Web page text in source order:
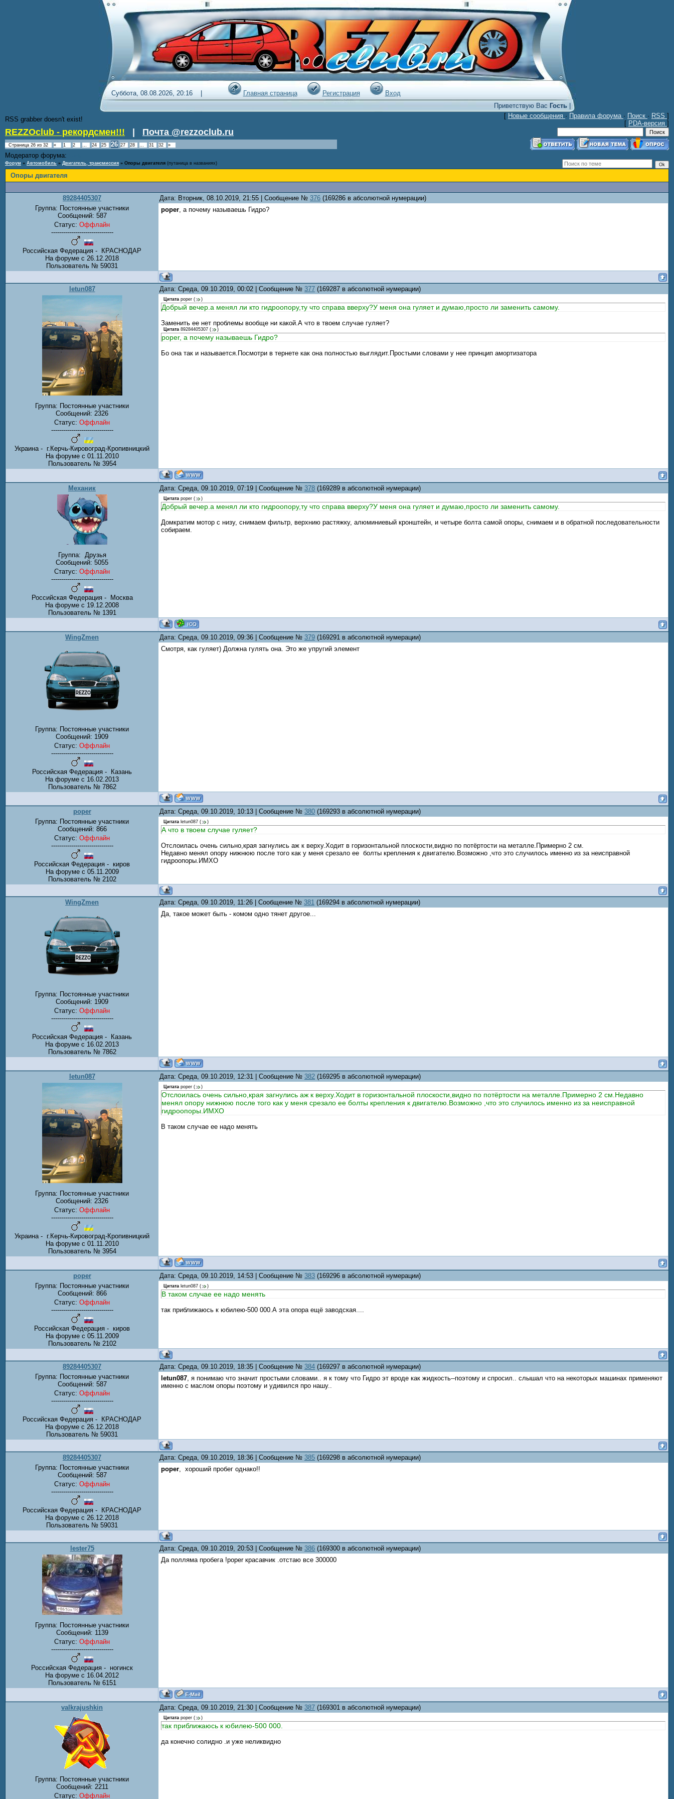
Суббота, 08.08.2026, 20:16 | Главная страница Регистрация
Вход
Приветствую Вас Гость|
RSS grabber doesn't exist!
[ Новые сообщения · Правила форума · Поиск · RSS ]
[ PDA-версия ]
REZZOclub - рекордсмен!!! Почта @rezzoclub.ru
Страница 26 из 32 « 1 2 … 24 25 26 27 28 … 31 32 »
Модератор форума:
Форум » Автомобиль » Двигатель, трансмиссия » Опоры двигателя (путаница в названиях)
Опоры двигателя
89284405307 Дата: Вторник, 08.10.2019, 21:55 | Сообщение № 376 (169286 в абсолютной нумерации)
Группа: Постоянные участники
Сообщений: 587
Статус: Оффлайн
-------------------------------
Российская Федерация - КРАСНОДАР
На форуме с 26.12.2018
Пользователь № 59031
poper, а почему называешь Гидро?
letun087 Дата: Среда, 09.10.2019, 00:02 | Сообщение № 377 (169287 в абсолютной нумерации)
Группа: Постоянные участники
Сообщений: 2326
Статус: Оффлайн
-------------------------------
Украина - г.Керчь-Кировоград-Кропивницкий
На форуме с 01.11.2010
Пользователь № 3954
Цитата poper ( )
Добрый вечер.а менял ли кто гидроопору,ту что справа вверху?У меня она гуляет и думаю,просто ли заменить самому.
Заменить ее нет проблемы вообще ни какой.А что в твоем случае гуляет?
Цитата 89284405307 ( )
poper, а почему называешь Гидро?
Бо она так и называется.Посмотри в тернете как она полностью выглядит.Простыми словами у нее принцип амортизатора
Механик Дата: Среда, 09.10.2019, 07:19 | Сообщение № 378 (169289 в абсолютной нумерации)
Группа: Друзья
Сообщений: 5055
Статус: Оффлайн
-------------------------------
Российская Федерация - Москва
На форуме с 19.12.2008
Пользователь № 1391
Цитата poper ( )
Добрый вечер.а менял ли кто гидроопору,ту что справа вверху?У меня она гуляет и думаю,просто ли заменить самому.
Домкратим мотор с низу, снимаем фильтр, верхнию растяжку, алюминиевый кронштейн, и четыре болта самой опоры, снимаем и в обратной последовательности
собираем.
WingZmen Дата: Среда, 09.10.2019, 09:36 | Сообщение № 379 (169291 в абсолютной нумерации)
Группа: Постоянные участники
Сообщений: 1909
Статус: Оффлайн
-------------------------------
Российская Федерация - Казань
На форуме с 16.02.2013
Пользователь № 7862
Смотря, как гуляет) Должна гулять она. Это же упругий элемент
poper Дата: Среда, 09.10.2019, 10:13 | Сообщение № 380 (169293 в абсолютной нумерации)
Группа: Постоянные участники
Сообщений: 866
Статус: Оффлайн
-------------------------------
Российская Федерация - киров
На форуме с 05.11.2009
Пользователь № 2102
Цитата letun087 ( )
А что в твоем случае гуляет?
Отслоилась очень сильно,края загнулись аж к верху.Ходит в горизонтальной плоскости,видно по потёртости на металле.Примерно 2 см.
Недавно менял опору нижнюю после того как у меня срезало ее болты крепления к двигателю.Возможно ,что это случилось именно из за неисправной
гидроопоры.ИМХО
WingZmen Дата: Среда, 09.10.2019, 11:26 | Сообщение № 381 (169294 в абсолютной нумерации)
Группа: Постоянные участники
Сообщений: 1909
Статус: Оффлайн
-------------------------------
Российская Федерация - Казань
На форуме с 16.02.2013
Пользователь № 7862
Да, такое может быть - комом одно тянет другое...
letun087 Дата: Среда, 09.10.2019, 12:31 | Сообщение № 382 (169295 в абсолютной нумерации)
Группа: Постоянные участники
Сообщений: 2326
Статус: Оффлайн
-------------------------------
Украина - г.Керчь-Кировоград-Кропивницкий
На форуме с 01.11.2010
Пользователь № 3954
Цитата poper ( )
Отслоилась очень сильно,края загнулись аж к верху.Ходит в горизонтальной плоскости,видно по потёртости на металле.Примерно 2 см.Недавно
менял опору нижнюю после того как у меня срезало ее болты крепления к двигателю.Возможно ,что это случилось именно из за неисправной
гидроопоры.ИМХО
В таком случае ее надо менять
poper Дата: Среда, 09.10.2019, 14:53 | Сообщение № 383 (169296 в абсолютной нумерации)
Группа: Постоянные участники
Сообщений: 866
Статус: Оффлайн
-------------------------------
Российская Федерация - киров
На форуме с 05.11.2009
Пользователь № 2102
Цитата letun087 ( )
В таком случае ее надо менять
так приближаюсь к юбилею-500 000.А эта опора ещё заводская....
89284405307 Дата: Среда, 09.10.2019, 18:35 | Сообщение № 384 (169297 в абсолютной нумерации)
Группа: Постоянные участники
Сообщений: 587
Статус: Оффлайн
-------------------------------
Российская Федерация - КРАСНОДАР
На форуме с 26.12.2018
Пользователь № 59031
letun087, я понимаю что значит простыми словами.. я к тому что Гидро эт вроде как жидкость--поэтому и спросил.. слышал что на некоторых машинах применяют
именно с маслом опоры поэтому и удивился про нашу..
89284405307 Дата: Среда, 09.10.2019, 18:36 | Сообщение № 385 (169298 в абсолютной нумерации)
Группа: Постоянные участники
Сообщений: 587
Статус: Оффлайн
-------------------------------
Российская Федерация - КРАСНОДАР
На форуме с 26.12.2018
Пользователь № 59031
poper, хороший пробег однако!!
lester75 Дата: Среда, 09.10.2019, 20:53 | Сообщение № 386 (169300 в абсолютной нумерации)
Группа: Постоянные участники
Сообщений: 1139
Статус: Оффлайн
-------------------------------
Российская Федерация - ногинск
На форуме с 16.04.2012
Пользователь № 6151
Да полляма пробега !poper красавчик .отстаю все 300000
valkrajushkin Дата: Среда, 09.10.2019, 21:30 | Сообщение № 387 (169301 в абсолютной нумерации)
Группа: Постоянные участники
Сообщений: 2211
Статус: Оффлайн
Цитата poper ( )
так приближаюсь к юбилею-500 000.
да конечно солидно .и уже неликвидно